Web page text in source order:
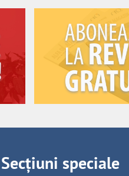
Secțiuni speciale